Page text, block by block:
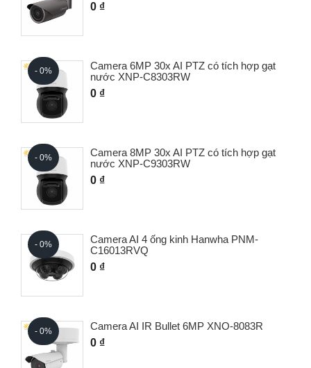
0 ₫
- 0%
Camera 6MP 30x AI PTZ có tích hợp gạt
nước XNP-C8303RW
0 ₫
- 0%
Camera 8MP 30x AI PTZ có tích hợp gạt
nước XNP-C9303RW
0 ₫
- 0%
Camera AI 4 ống kinh Hanwha PNM-
C16013RVQ
0 ₫
- 0%
Camera AI IR Bullet 6MP XNO-8083R
0 ₫